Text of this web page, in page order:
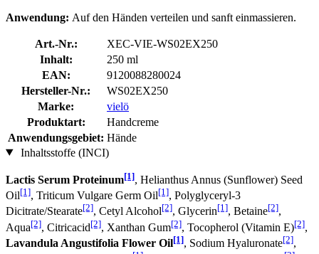
Anwendung: Auf den Händen verteilen und sanft einmassieren.
Art.-Nr.:
XEC-VIE-WS02EX250
Inhalt:
250 ml
EAN:
9120088280024
Hersteller-Nr.:
WS02EX250
Marke:
vielö
Produktart:
Handcreme
Anwendungsgebiet: Hände
Inhaltsstoffe (INCI)
Lactis Serum Proteinum[1], Helianthus Annus (Sunflower) Seed
Oil[1], Triticum Vulgare Germ Oil[1], Polyglyceryl-3
Dicitrate/Stearate[2], Cetyl Alcohol[2], Glycerin[1], Betaine[2],
Aqua[2], Citricacid[2], Xanthan Gum[2], Tocopherol (Vitamin E)[2],
Lavandula Angustifolia Flower Oil[1], Sodium Hyaluronate[2],